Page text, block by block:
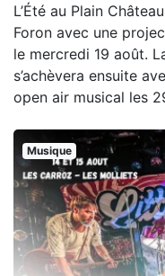
L’Été au Plain
Foron avec une
le mercredi 19 août.
s’achèvera ensuite
open air musical les
Musique